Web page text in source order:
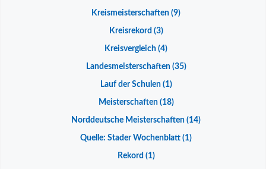
Kreismeisterschaften (9)
Kreisrekord (3)
Kreisvergleich (4)
Landesmeisterschaften(35)
Lauf der Schulen(1)
Meisterschaften(18)
Norddeutsche Meisterschaften (14)
Quelle: Stader Wochenblatt (1)
Rekord (1)